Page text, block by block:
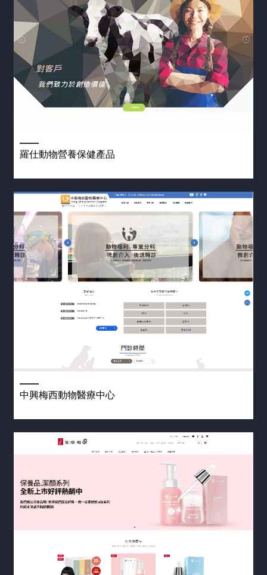
羅仕動物營養保健產品
中興梅西動物醫療中心